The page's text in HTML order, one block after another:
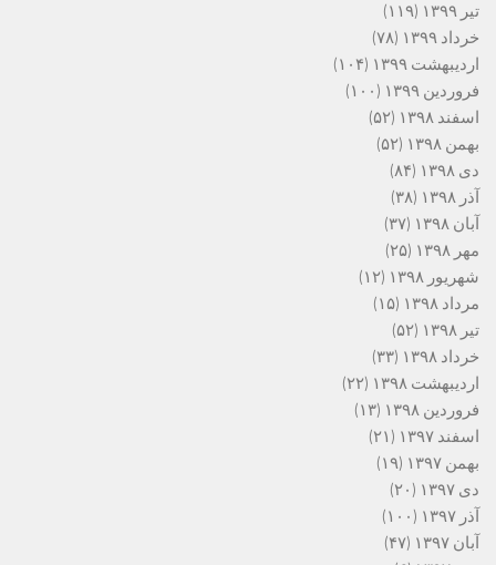
تیر ۱۳۹۹
(۱۱۹)
خرداد ۱۳۹۹
(۷۸)
اردیبهشت ۱۳۹۹
(۱۰۴)
فروردین ۱۳۹۹
(۱۰۰)
اسفند ۱۳۹۸
(۵۲)
بهمن ۱۳۹۸
(۵۲)
دی ۱۳۹۸
(۸۴)
آذر ۱۳۹۸
(۳۸)
آبان ۱۳۹۸
(۳۷)
مهر ۱۳۹۸
(۲۵)
شهریور ۱۳۹۸
(۱۲)
مرداد ۱۳۹۸
(۱۵)
تیر ۱۳۹۸
(۵۲)
خرداد ۱۳۹۸
(۳۳)
اردیبهشت ۱۳۹۸
(۲۲)
فروردین ۱۳۹۸
(۱۳)
اسفند ۱۳۹۷
(۲۱)
بهمن ۱۳۹۷
(۱۹)
دی ۱۳۹۷
(۲۰)
آذر ۱۳۹۷
(۱۰۰)
آبان ۱۳۹۷
(۴۷)